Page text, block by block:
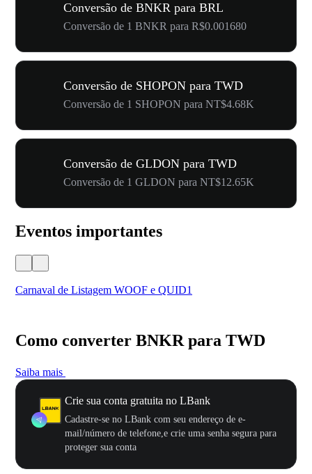
Conversão de BNKR para BRL
Conversão de 1 BNKR para R$0.001680
Conversão de SHOPON para TWD
Conversão de 1 SHOPON para NT$4.68K
Conversão de GLDON para TWD
Conversão de 1 GLDON para NT$12.65K
Eventos importantes
Carnaval de Listagem WOOF e QUID1
Como converter BNKR para TWD
Saiba mais
Crie sua conta gratuita no LBank
Cadastre-se no LBank com seu endereço de e-
mail/número de telefone,e crie uma senha segura para
proteger sua conta